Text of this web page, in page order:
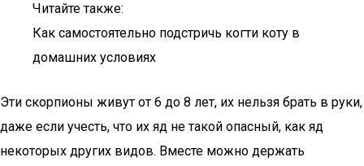
Читайте также:
Как самостоятельно подстричь когти коту в
домашних условиях
Эти скорпионы живут от 6 до 8 лет, их нельзя брать в руки,
даже если учесть, что их яд не такой опасный, как яд
некоторых других видов. Вместе можно держать